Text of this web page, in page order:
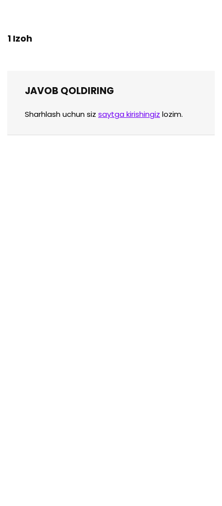
1 Izoh
JAVOB QOLDIRING
Sharhlash uchun siz saytga kirishingiz lozim.